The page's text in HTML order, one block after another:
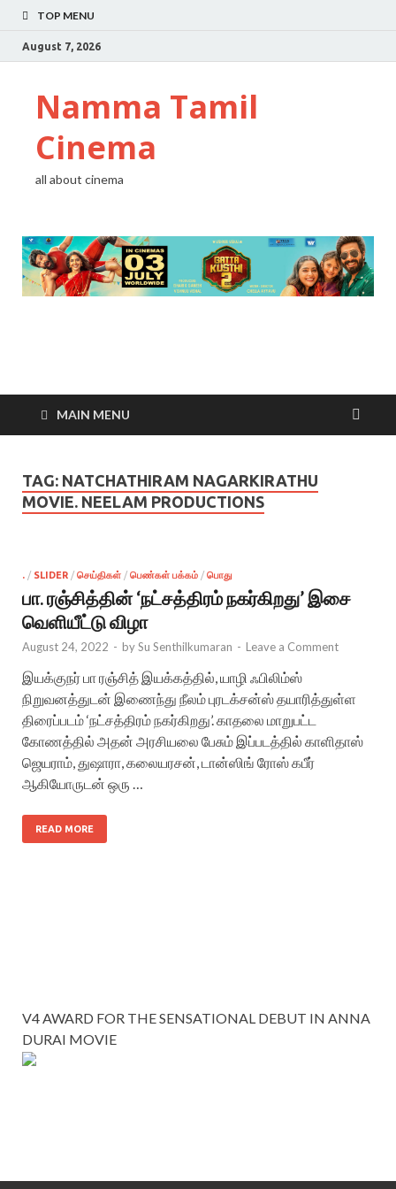
TOP MENU
August 7, 2026
Namma Tamil
Cinema
all about cinema
MAIN MENU
TAG: NATCHATHIRAM NAGARKIRATHU
MOVIE. NEELAM PRODUCTIONS
. / SLIDER / செய்திகள் / பெண்கள் பக்கம் / பொது
பா. ரஞ்சித்தின் ‘நட்சத்திரம் நகர்கிறது’ இசை
வெளியீட்டு விழா
August 24, 2022 - bySu Senthilkumaran - Leave a Comment
இயக்குநர் பா ரஞ்சித் இயக்கத்தில், யாழி ஃபிலிம்ஸ்
நிறுவனத்துடன் இணைந்து நீலம் புரடக்சன்ஸ் தயாரித்துள்ள
திரைப்படம் ‘நட்சத்திரம் நகர்கிறது’. காதலை மாறுபட்ட
கோணத்தில் அதன் அரசியலை பேசும் இப்படத்தில் காளிதாஸ்
ஜெயராம், துஷாரா, கலையரசன், டான்ஸிங் ரோஸ் கபீர்
ஆகியோருடன் ஒரு …
READ MORE
V4 AWARD FOR THE SENSATIONAL DEBUT IN ANNA
DURAI MOVIE